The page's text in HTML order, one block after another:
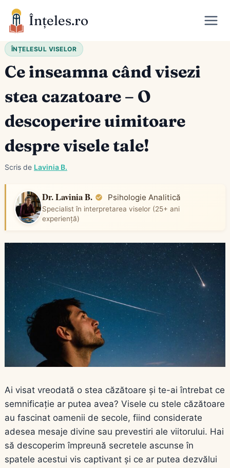
Skip
content
Înțeles.ro
ÎNȚELESUL VISELOR
Ce inseamna când visezi
stea cazatoare – O
descoperire uimitoare
despre visele tale!
Scris de Lavinia B.
Dr. Lavinia B. Psihologie Analitică
Specialist în interpretarea viselor (25+ ani
experiență)
Ai visat vreodată o stea căzătoare și te-ai întrebat ce
semnificație ar putea avea? Visele cu stele căzătoare
au fascinat oamenii de secole, fiind considerate
adesea mesaje divine sau prevestiri ale viitorului. Hai
să descoperim împreună secretele ascunse în
spatele acestui vis captivant și ce ar putea dezvălui